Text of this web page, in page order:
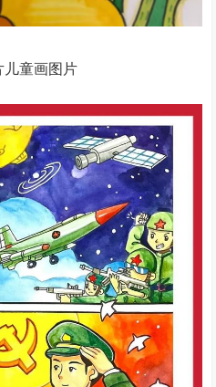
儿童画图片